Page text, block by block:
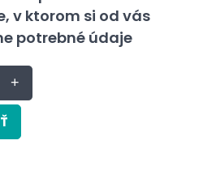
v ktorom si od vás
potrebné údaje